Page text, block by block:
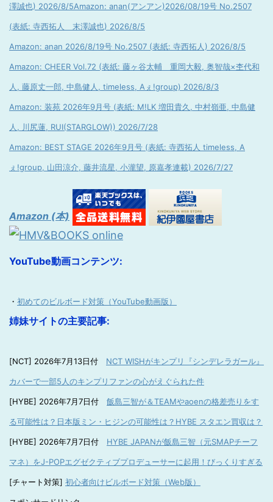
澤誠也) 2026/8/5Amazon: anan(アンアン)2026/08/19号 No.2507
(表紙: 寺西拓人 末澤誠也) 2026/8/5
Amazon: anan 2026/8/19号 No.2507 (表紙: 寺西拓人) 2026/8/5
Amazon: CHEER Vol.72 (表紙: 藤ヶ谷太輔 重岡大毅, 奥智哉×杢代和
人, 藤原丈一郎, 中島健人, timeless, Aぇ!group) 2026/8/3
Amazon: 装苑 2026年9月号 (表紙: M!LK 増田貴久, 中村嶺亜, 中島健
人, 川尻蓮, RUI(STARGLOW)) 2026/7/28
Amazon: BEST STAGE 2026年9月号 (表紙: 寺西拓人 timeless, A
ぇ!group, 山田涼介, 藤井流星, 小瀧望, 原嘉孝連載) 2026/7/27
Amazon (本)
YouTube動画コンテンツ:
・ 初めてのビルボード対策（YouTube動画版）
姉妹サイトの主要記事:
[NCT] 2026年7月13日付 NCT WISHがキンプリ『シンデレラガール』
カバーで一部5人のキンプリファンの心がえぐられた件
[HYBE] 2026年7月7日付 飯島三智が＆TEAMやaoenの格差売りをす
る可能性は？日本版ミン・ヒジンの可能性は？HYBE スタエン買収は？
[HYBE] 2026年7月7日付 HYBE JAPANが飯島三智（元SMAPチーフ
マネ）をJ-POPエグゼクティブプロデューサーに起用！びっくりすぎる
[チャート対策] 初心者向けビルボード対策（Web版）